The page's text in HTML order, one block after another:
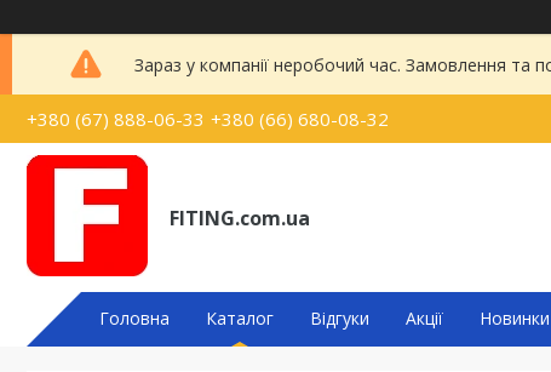
Зараз у компанії неробочий час. Замовлення
+380 (67) 888-06-33 +380 (66) 680-08-32
FITING.com.ua
Головна Каталог Відгуки Акції Новинки